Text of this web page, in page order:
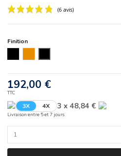
Finition
192,00 €
TTC
3X 4X 3 x 48,84 €
Livraison entre 5 et 7 jours